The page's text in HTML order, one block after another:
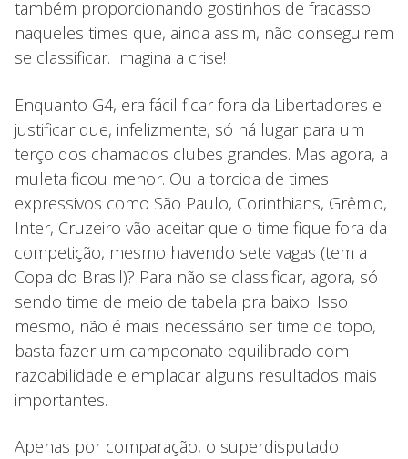
também proporcionando gostinhos de fracasso
naqueles times que, ainda assim, não conseguirem
se classificar. Imagina a crise!
Enquanto G4, era fácil ficar fora da Libertadores e
justificar que, infelizmente, só há lugar para um
terço dos chamados clubes grandes. Mas agora, a
muleta ficou menor. Ou a torcida de times
expressivos como São Paulo, Corinthians, Grêmio,
Inter, Cruzeiro vão aceitar que o time fique fora da
competição, mesmo havendo sete vagas (tem a
Copa do Brasil)? Para não se classificar, agora, só
sendo time de meio de tabela pra baixo. Isso
mesmo, não é mais necessário ser time de topo,
basta fazer um campeonato equilibrado com
razoabilidade e emplacar alguns resultados mais
importantes.
Apenas por comparação, o superdisputado